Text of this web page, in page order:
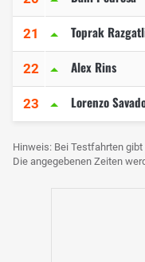
21 Toprak
22 Alex Rins
23 Lorenzo
Hinweis: Bei Testfahrten
Die angegebenen Zeiten werden direkt